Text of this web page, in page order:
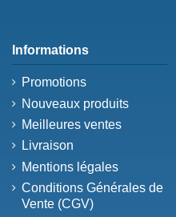
Informations
Promotions
Nouveaux produits
Meilleures ventes
Livraison
Mentions légales
Conditions Générales de
Vente (CGV)